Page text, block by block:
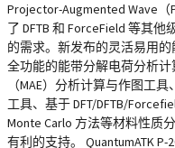
Projector-Augmented Wave（
了 DFTB 和 ForceField 等其
的需求。新发布的灵活易用的
全功能的能带分解电荷分析
（MAE）分析计算与作图工
工具、基于 DFT/DFTB/
Monte Carlo 方法等材料性质
有利的支持。 QuantumATK P-